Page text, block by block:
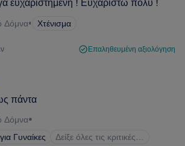
ευχαριστημένη ! Ευχαριστώ πολύ !
Δόμνα• Χτένισμα
Επαληθευμένη αξιολόγηση
πάντα
Δόμνα•
Γυναίκες
Δείξε όλες τις κριτικές…